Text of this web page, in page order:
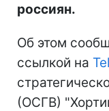
россиян.
Об этом
ссылкой на
(ОСГВ)